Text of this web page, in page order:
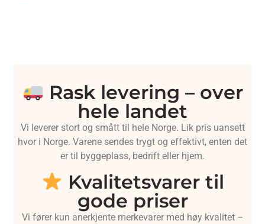
Rask levering – over
hele landet
Vi leverer stort og smått til hele Norge. Lik pris uansett
hvor i Norge. Varene sendes trygt og effektivt, enten det
er til byggeplass, bedrift eller hjem.
Kvalitetsvarer til
gode priser
Vi fører kun anerkjente merkevarer med høy kvalitet –